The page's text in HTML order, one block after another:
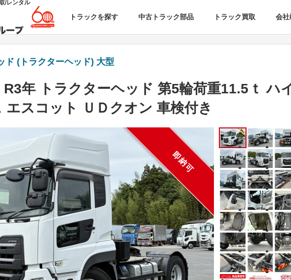
/レンタル
トラックを探す 中古トラック部品 トラック買取 会社
ド (トラクターヘッド) 大型
R3年 トラクターヘッド 第5輪荷重11.5ｔ ハ
エスコット ＵＤクオン 車検付き
即納可